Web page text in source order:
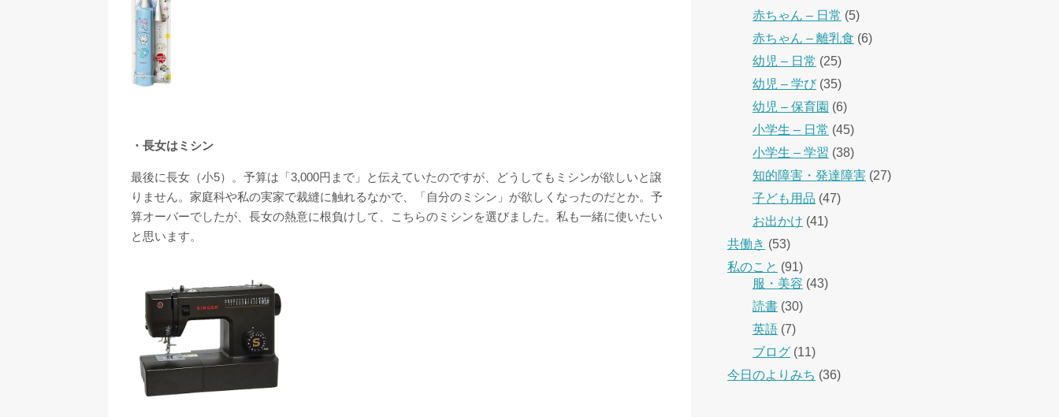
・長女はミシン
最後に長女（小5）。予算は「3,000円まで」と伝えていたのですが、どうしてもミシンが欲しいと譲
りません。家庭科や私の実家で裁縫に触れるなかで、「自分のミシン」が欲しくなったのだとか。予
算オーバーでしたが、長女の熱意に根負けして、こちらのミシンを選びました。私も一緒に使いたい
と思います。
赤ちゃん – 日常 (5)
赤ちゃん – 離乳食 (6)
幼児 – 日常 (25)
幼児 – 学び(35)
幼児 – 保育園 (6)
小学生 – 日常 (45)
小学生 – 学習 (38)
知的障害・発達障害 (27)
子ども用品 (47)
お出かけ (41)
共働き (53)
私のこと (91)
服・美容 (43)
読書 (30)
英語 (7)
ブログ (11)
今日のよりみち (36)